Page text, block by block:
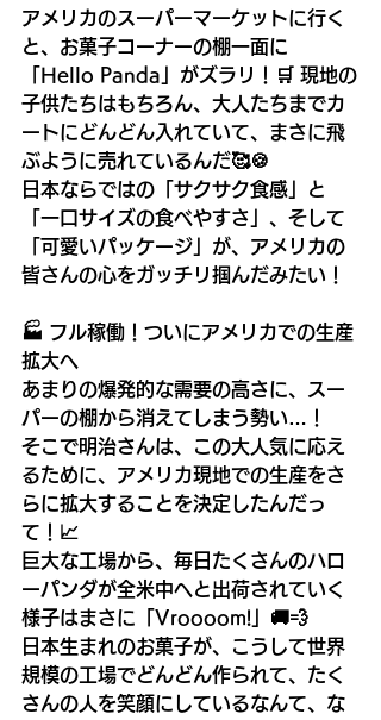
アメリカのスーパーマーケットに行く
と、お菓子コーナーの棚一面に
「Hello Panda」がズラリ！🛒 現地の
子供たちはもちろん、大人たちまでカ
ートにどんどん入れていて、まさに飛
ぶように売れているんだ🥰🍪
日本ならではの「サクサク食感」と
「一口サイズの食べやすさ」、そして
「可愛いパッケージ」が、アメリカの
皆さんの心をガッチリ掴んだみたい！
🏭 フル稼働！ついにアメリカでの生産
拡大へ
あまりの爆発的な需要の高さに、スー
パーの棚から消えてしまう勢い…！
そこで明治さんは、この大人気に応え
るために、アメリカ現地での生産をさ
らに拡大することを決定したんだっ
て！📈
巨大な工場から、毎日たくさんのハロ
ーパンダが全米中へと出荷されていく
様子はまさに「Vroooom!」🚚💨
日本生まれのお菓子が、こうして世界
規模の工場でどんどん作られて、たく
さんの人を笑顔にしているなんて、な